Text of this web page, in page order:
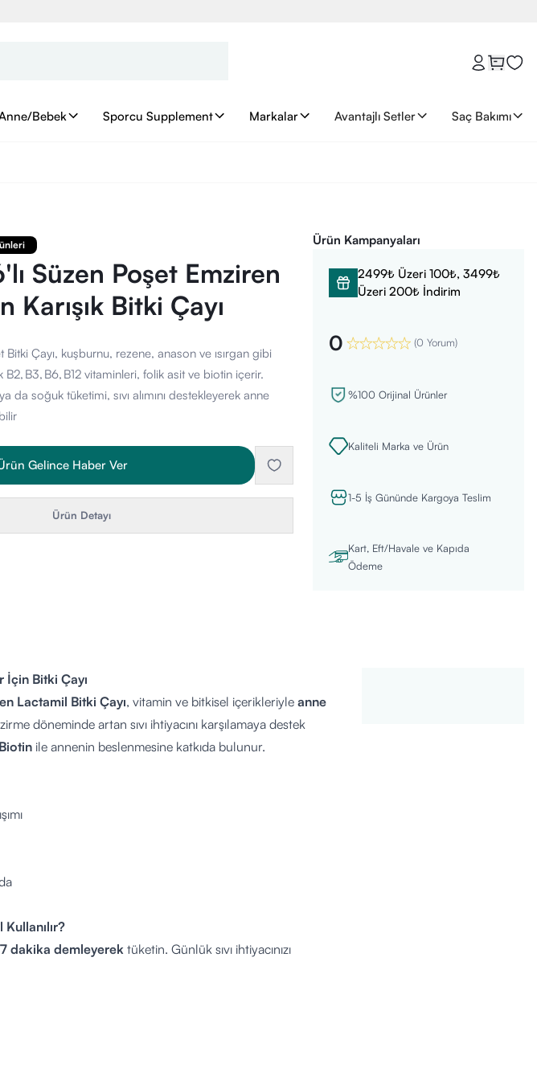
Bebek Sporcu Supplement Markalar Avantajlı Setler Saç Bakımı
Süzen Poşet Emziren
Karışık Bitki Çayı
Bitki Çayı, kuşburnu, rezene, anason ve ısırgan gibi
B2, B3, B6, B12 vitaminleri, folik asit ve biotin içerir.
da soğuk tüketimi, sıvı alımını destekleyerek anne
Gelince Haber Ver
Ürün Detayı
Ürün Kampanyaları
2499₺ Üzeri 100₺, 3499₺
Üzeri 200₺ İndirim
0 (0 Yorum)
%100 Orijinal Ürünler
Kaliteli Marka ve Ürün
1-5 İş Gününde Kargoya Teslim
Kart, Eft/Havale ve Kapıda
Ödeme
İçin Bitki Çayı
Lactamil Bitki Çayı, vitamin ve bitkisel içerikleriyle anne
döneminde artan sıvı ihtiyacını karşılamaya destek
ile annenin beslenmesine katkıda bulunur.
dakika demleyerek tüketin. Günlük sıvı ihtiyacınızı